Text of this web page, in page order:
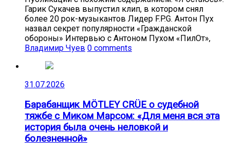
Гарик Сукачев выпустил клип, в котором снял
более 20 рок-музыкантов Лидер F.P.G. Антон Пух
назвал секрет популярности «Гражданской
обороны» Интервью с Антоном Пухом «ПилОт»,
Владимир Чуев 0 comments
31.07.2026
Барабанщик MÖTLEY CRÜE о судебной
тяжбе с Миком Марсом: «Для меня вся эта
история была очень неловкой и
болезненной»